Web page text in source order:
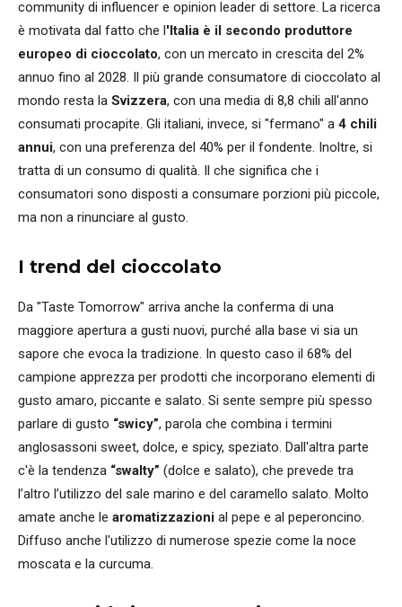
community di influencer e opinion leader di settore. La ricerca
è motivata dal fatto che l'Italia è il secondo produttore
europeo di cioccolato, con un mercato in crescita del 2%
annuo fino al 2028. Il più grande consumatore di cioccolato al
mondo resta la Svizzera, con una media di 8,8 chili all'anno
consumati procapite. Gli italiani, invece, si "fermano" a 4 chili
annui, con una preferenza del 40% per il fondente. Inoltre, si
tratta di un consumo di qualità. Il che significa che i
consumatori sono disposti a consumare porzioni più piccole,
ma non a rinunciare al gusto.
I trend del cioccolato
Da "Taste Tomorrow" arriva anche la conferma di una
maggiore apertura a gusti nuovi, purché alla base vi sia un
sapore che evoca la tradizione. In questo caso il 68% del
campione apprezza per prodotti che incorporano elementi di
gusto amaro, piccante e salato. Si sente sempre più spesso
parlare di gusto “swicy”, parola che combina i termini
anglosassoni sweet, dolce, e spicy, speziato. Dall'altra parte
c'è la tendenza “swalty” (dolce e salato), che prevede tra
l’altro l’utilizzo del sale marino e del caramello salato. Molto
amate anche le aromatizzazioni al pepe e al peperoncino.
Diffuso anche l'utilizzo di numerose spezie come la noce
moscata e la curcuma.